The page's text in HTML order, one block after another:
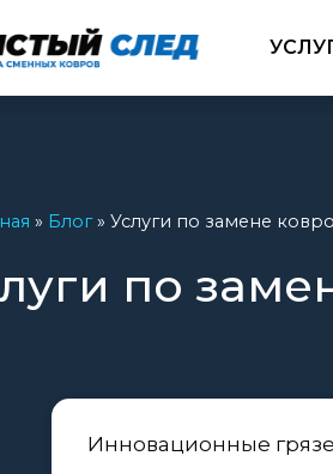
» Блог» Услуги по замене
по
Инновационные